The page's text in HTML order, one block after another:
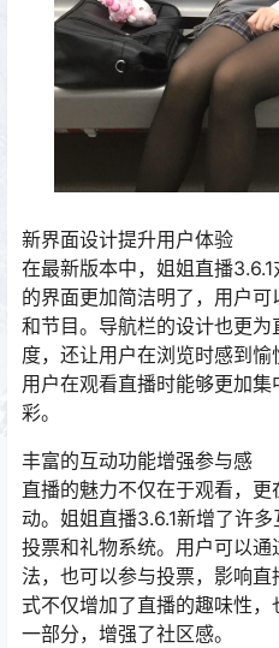
新界面设计提升用户体验
在最新版本中，姐姐直播
的界面更加简洁明了，用户
和节目。导航栏的设计也更
度，还让用户在浏览时感到
用户在观看直播时能够更加
彩。
丰富的互动功能增强参与感
直播的魅力不仅在于观看，
动。姐姐直播3.6.1新增了许多
投票和礼物系统。用户可以
法，也可以参与投票，影响
式不仅增加了直播的趣味性
一部分，增强了社区感。